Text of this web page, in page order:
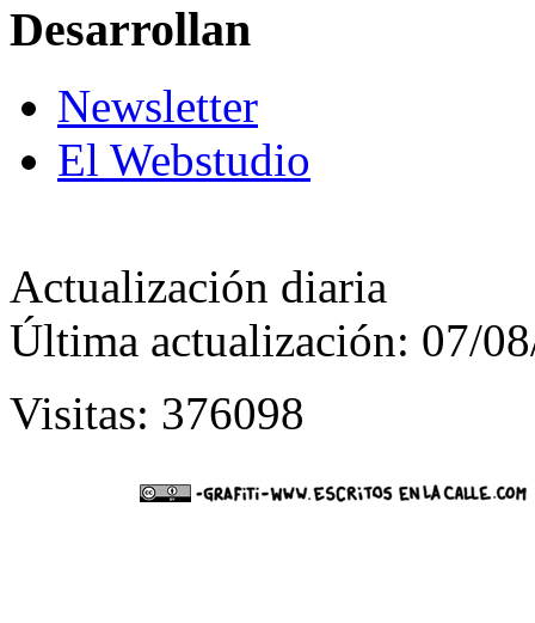
Desarrollan
Newsletter
El Webstudio
Actualización diaria
Última actualización: 07/
Visitas: 376098